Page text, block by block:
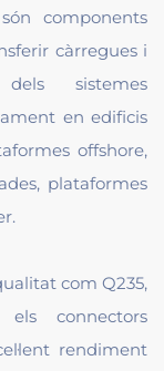
components
càrregues i
sistemes
en edificis
offshore,
plataformes
com Q235,
connectors
rendiment